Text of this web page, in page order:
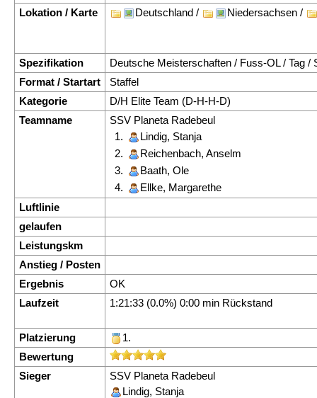
Lokation / Karte
Deutschland / Niedersachsen /
Spezifikation
Deutsche Meisterschaften / Fuss-OL / Tag /
Format / Startart
Staffel
Kategorie
D/H Elite Team (D-H-H-D)
Teamname
SSV Planeta Radebeul
1.
Lindig, Stanja
2.
Reichenbach, Anselm
3.
Baath, Ole
4.
Ellke, Margarethe
Luftlinie
gelaufen
Leistungskm
Anstieg / Posten
Ergebnis
OK
Laufzeit
1:21:33 (0.0%) 0:00 min Rückstand
Platzierung
1.
Bewertung
Sieger
SSV Planeta Radebeul
Lindig, Stanja